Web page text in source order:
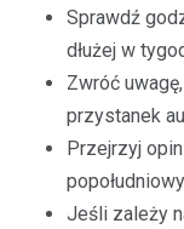
Sprawdź
dłużej w
Zwróć
przystanek
Przejrzyj
Jeśli zależy